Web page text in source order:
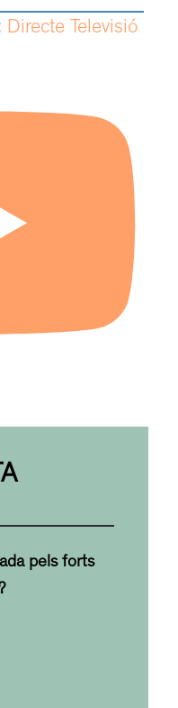
Televisió
pels forts